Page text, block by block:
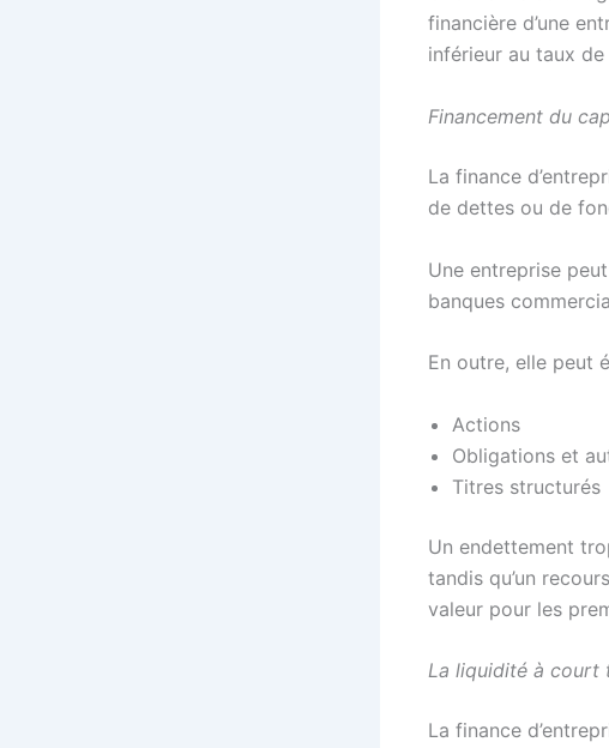
financière d’une
inférieur au taux
Financement du
La finance
de dettes ou de
Une entreprise
banques
En outre, elle peut
Actions
Obligations et
Titres structurés
Un endettement
tandis qu’un
valeur pour les
La liquidité à court
La finance